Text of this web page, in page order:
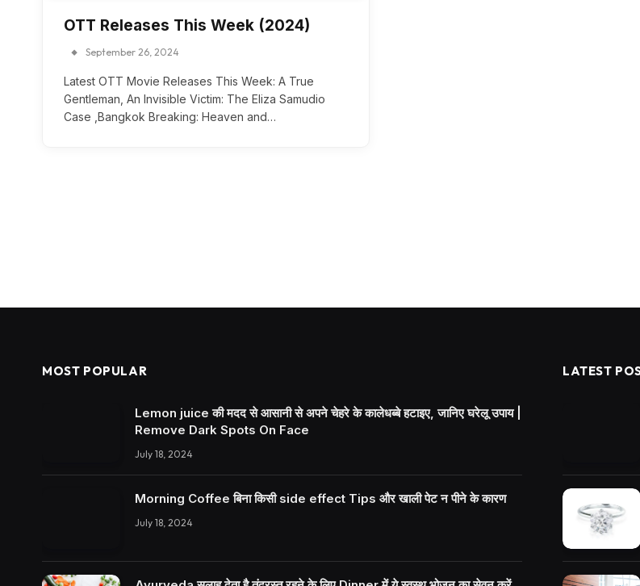
OTT Releases This Week (2024)
September 26, 2024
Latest OTT Movie Releases This Week: A True
Gentleman, An Invisible Victim: The Eliza Samudio
Case ,Bangkok Breaking: Heaven and…
MOST POPULAR
Lemon juice की मदद से आसानी से अपने चेहरे के कालेधब्बे हटाइए, जानिए घरेलू उपाय |
Remove Dark Spots On Face
July 18, 2024
Morning Coffee बिना किसी side effect Tips और खाली पेट न पीने के कारण
July 18, 2024
LATEST